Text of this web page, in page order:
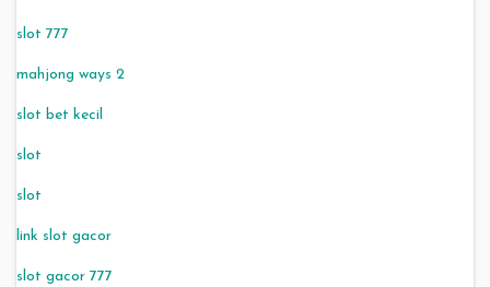
slot 777
mahjong ways 2
slot bet kecil
slot
slot
link slot gacor
slot gacor 777